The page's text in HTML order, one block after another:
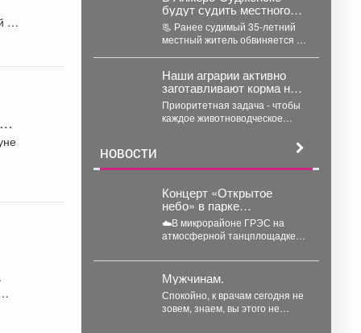
и
будут судить местного
жителя, совершившего
серию краж из
продуктовых магазинов
📃 Ранее судимый 35-летний
местный житель обвиняется в
Наши аграрии активно
заготавливают корма на
предстоящий сезон.
Приоритетная задача - чтобы
каждое животноводческое
полным запасом. Селяне уже...
НОВОСТИ
Концерт «Открытое
небо» в парке
Вокзальный - лето поёт и
танцует!
☁️В микрорайоне ГРЭС на
атмосферной танцплощадке
небо». Под летние ритмы с
радостью...
Мужчинам.
Спокойно, к врачам сегодня не
зовем, знаем, вы этого не